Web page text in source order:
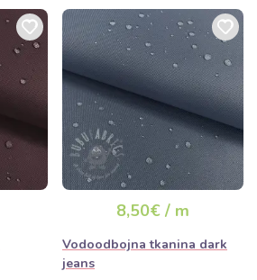
8,50€ / m
Vodoodbojna tkanina dark
jeans